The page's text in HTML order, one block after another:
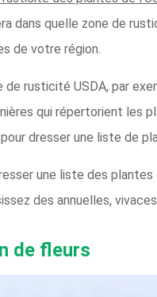
dans quelle zone de
de votre région.
rusticité USDA, par
qui répertorient les
dresser une liste de
une liste des
des annuelles,
de fleurs